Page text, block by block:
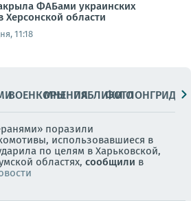
ФАБами украинских
Херсонской области
11:18
ВОЕНКОРЫМНЕНИЯПАБЛИКИ
ФОТОЛОНГРИДЫ
поразили
использовавшиеся в
по целям в Харьковской,
областях, сообщили в